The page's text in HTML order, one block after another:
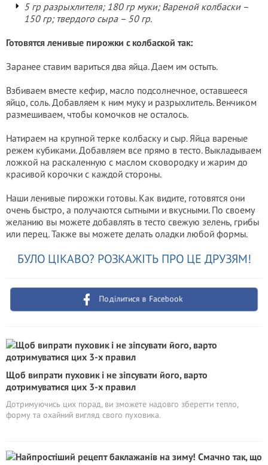
5 гр разрыхлителя; 180 гр муки; Вареной колбаски –
150 гр; твердого сыра – 50 гр.
Готовятся ленивые пирожки с колбаской так:
Заранее ставим вариться два яйца. Даем им остыть.
Взбиваем вместе кефир, масло подсолнечное, оставшееся
яйцо, соль. Добавляем к ним муку и разрыхлитель. Венчиком
размешиваем, чтобы комочков не осталось.
Натираем на крупной терке колбаску и сыр. Яйца вареные
режем кубиками. Добавляем все прямо в тесто. Выкладываем
ложкой на раскаленную с маслом сковородку и жарим до
красивой корочки с каждой стороны.
Наши ленивые пирожки готовы. Как видите, готовятся они
очень быстро, а получаются сытными и вкусными. По своему
желанию вы можете добавлять в тесто свежую зелень, грибы
или перец. Также вы можете делать оладки любой формы.
БУЛО ЦІКАВО? РОЗКАЖІТЬ ПРО ЦЕ ДРУЗЯМ!
Поділитися в Facebook
Щоб випрати пуховик і не зіпсувати його, варто
дотримуватися цих 3-х правил
Дотримуючись цих порад, ви зможете надовго зберегти тепло,
форму та охайний вигляд свого пуховика.